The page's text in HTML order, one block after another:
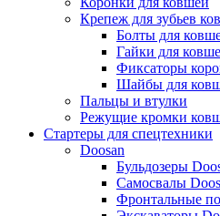
Крепеж для зубьев
Болты для
Гайки для
Фиксаторы
Шайбы для
Пальцы и втулки
Режущие кромки
Стартеры для спецтехники
Doosan
Бульдозеры
Самосвалы
Фронтальные